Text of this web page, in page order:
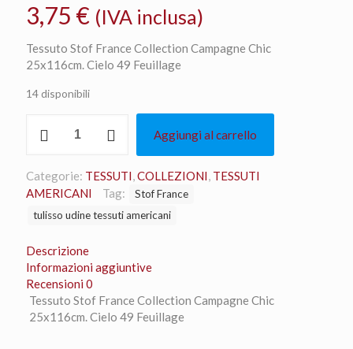
3,75 € (IVA inclusa)
Tessuto Stof France Collection Campagne Chic
25x116cm. Cielo 49 Feuillage
14 disponibili
Stof
Collection
Campagne
25x116cm.
49
Feuillage
quantità
Aggiungi al carrello
Categorie: TESSUTI,COLLEZIONI, TESSUTI
AMERICANI
Tag:
Stof France
tulisso udine tessuti americani
Descrizione
Informazioni aggiuntive
Recensioni 0
Tessuto Stof France Collection Campagne Chic
25x116cm. Cielo 49 Feuillage